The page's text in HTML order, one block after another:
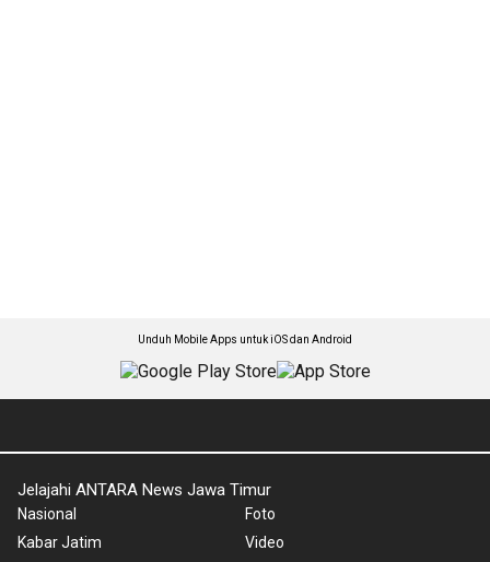
Unduh Mobile Apps untuk iOS dan Android
Jelajahi ANTARA News Jawa Timur
Nasional
Kabar Jatim
Foto
Video